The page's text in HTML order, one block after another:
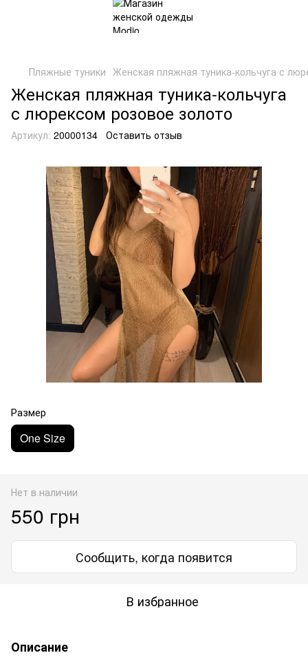
Пляжные туники Женская пляжная туника-кольчуга с
Женская пляжная туника-кольчуга
с люрексом розовое золото
Артикул: 20000134 Оставить отзыв
Размер
One Size
Нет в наличии
550 грн
Сообщить, когда появится
В избранное
Описание